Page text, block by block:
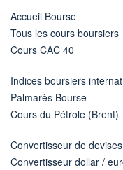
Accueil Bourse
Tous les cours boursiers
Cours CAC 40
Indices boursiers
Palmarès Bourse
Cours du Pétrole (Brent)
Convertisseur de devises
Convertisseur dollar /